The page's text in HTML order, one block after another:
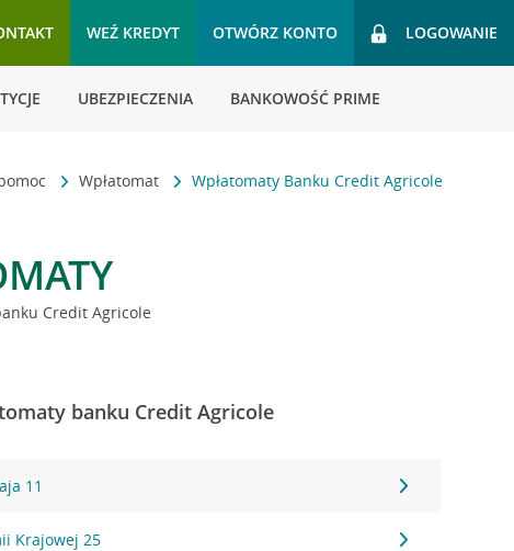
WEŹ KREDYT OTWÓRZ KONTO LOGOWANIE
UBEZPIECZENIA BANKOWOŚĆ PRIME
Wpłatomat Wpłatomaty Banku Credit Agricole
Credit Agricole
banku Credit Agricole
11
Krajowej 25